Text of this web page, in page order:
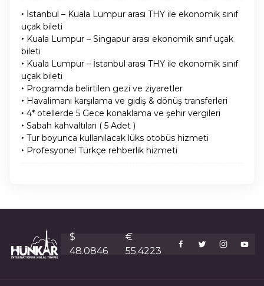
‣ İstanbul – Kuala Lumpur arası THY ile ekonomik sınıf
uçak bileti
‣ Kuala Lumpur – Singapur arası ekonomik sınıf uçak
bileti
‣ Kuala Lumpur – İstanbul arası THY ile ekonomik sınıf
uçak bileti
‣ Programda belirtilen gezi ve ziyaretler
‣ Havalimanı karşılama ve gidiş & dönüş transferleri
‣ 4* otellerde 5 Gece konaklama ve şehir vergileri
‣ Sabah kahvaltıları ( 5 Adet )
‣ Tur boyunca kullanılacak lüks otobüs hizmeti
‣ Profesyonel Türkçe rehberlik hizmeti
$
48.0846
€
55.4223